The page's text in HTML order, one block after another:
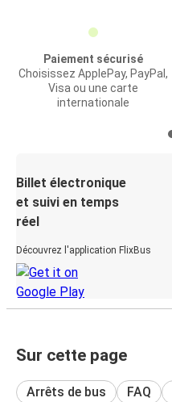
Paiement sécurisé
Choisissez ApplePay, PayPal,
Visa ou une carte
internationale
Billet électronique
et suivi en temps
réel
Découvrez l'application FlixBus
Sur cette page
Arrêts de bus FAQ